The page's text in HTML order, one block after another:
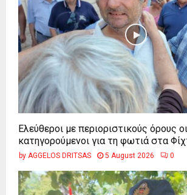
Ελεύθεροι με περιοριστικούς όρους
κατηγορούμενοι για τη φωτιά στα
by AGGELOS DRITSAS 5 August 2026 0